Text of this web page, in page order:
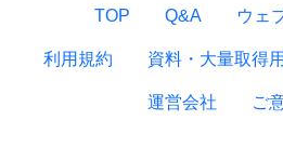
TOP Q&A ウェ
利用規約 資料・大量取得
運営会社 ご